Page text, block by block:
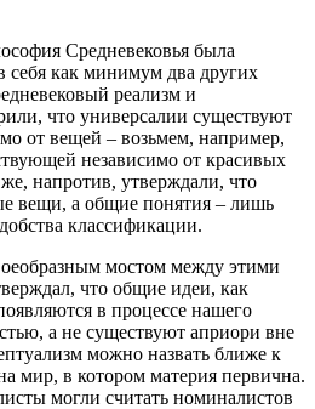
Средневековья была
себя как минимум два других
реализм и
что универсалии существуют
от вещей – возьмем, например,
независимо от красивых
напротив, утверждали, что
вещи, а общие понятия – лишь
классификации.
мостом между этими
что общие идеи, как
в процессе нашего
а не существуют априори вне
можно назвать ближе к
мир, в котором материя первична.
могли считать номиналистов